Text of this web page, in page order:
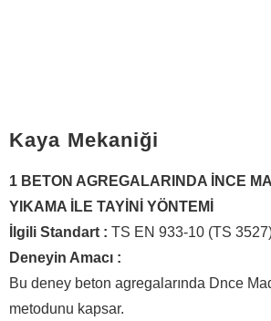
Kaya Mekaniği
1 BETON AGREGALARINDA İNCE
YIKAMA İLE TAYİNİ YÖNTEMİ
İlgili Standart : TS EN 933-10 (TS
Deneyin Amacı :
Bu deney beton agregalarında Dnce
metodunu kapsar.